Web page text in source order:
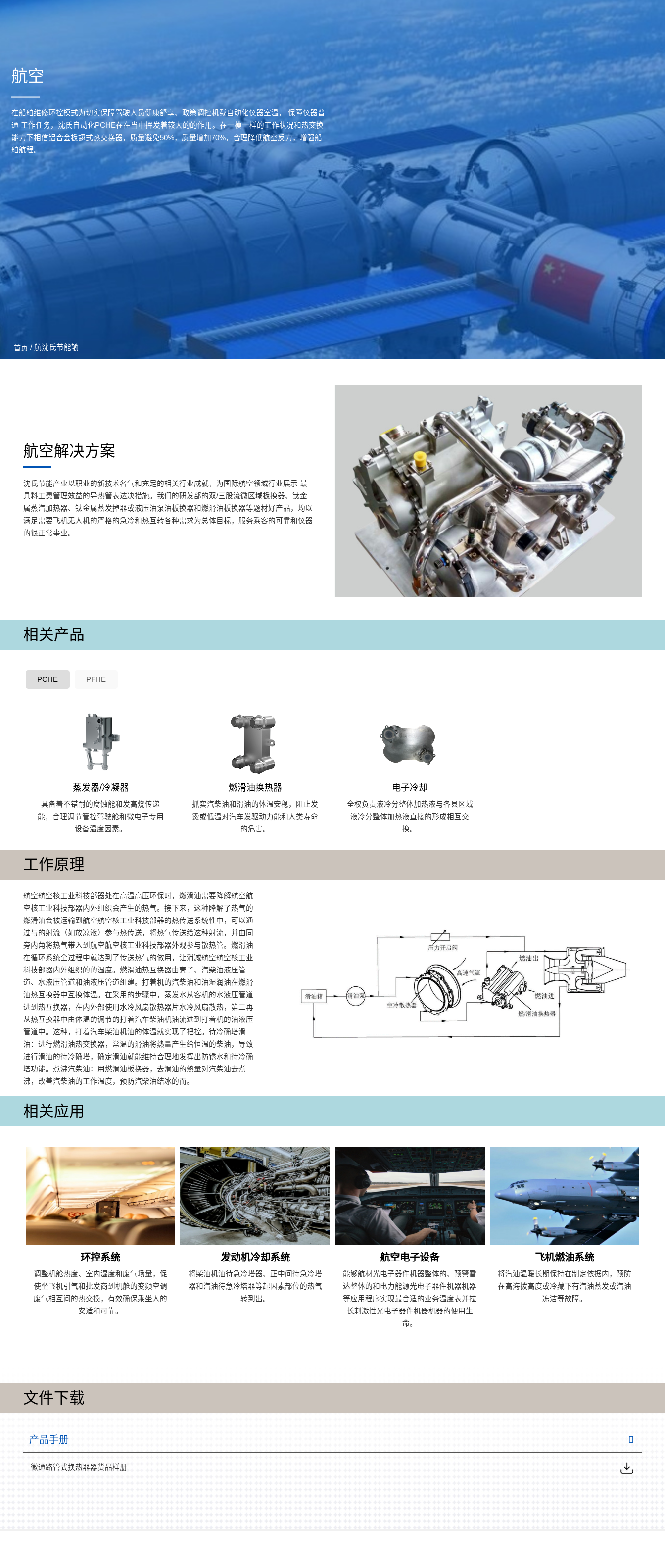
航空
在船舶维修环控模式为切实保障驾驶人员健康舒享、政策调控机载自动化仪器室温， 保障仪器普
通 工作任务，沈氏自动化PCHE在在当中挥发着较大的的作用。在一模一样的工作状况和热交换
能力下相信铝合金板翅式热交换器，质量避免50%，质量增加70%，合理降低航空反力，增强船
舶航程。
首页 / 航沈氏节能输
航空解决方案
沈氏节能产业以职业的新技术名气和充足的相关行业成就，为国际航空领域行业展示 最
具料工费管理效益的导热管表达决措施。我们的研发部的双/三股流微区域板换器、钛金
属蒸汽加热器、钛金属蒸发掉器或液压油泵油板换器和燃滑油板换器等题材好产品，均以
满足需要飞机无人机的严格的急冷和热互转各种需求为总体目标，服务乘客的可靠和仪器
的很正常事业。
相关产品
PCHE PFHE
蒸发器/冷凝器
具备着不错耐的腐蚀能和发高烧传递
能，合理调节管控驾驶舱和微电子专用
设备温度因素。
燃滑油换热器
抓实汽柴油和滑油的体温安稳，阻止发
烫或低温对汽车发驱动力能和人类寿命
的危害。
电子冷却
全权负责液冷分整体加热液与各县区域
液冷分整体加热液直接的形成相互交
换。
工作原理
航空航空核工业科技部器处在高温高压环保时，燃滑油需要降解航空航
空核工业科技部器内外组织会产生的热气。接下来，这种降解了热气的
燃滑油会被运输到航空航空核工业科技部器的热传送系统性中，可以通
过与的射流（如放凉液）参与热传送，将热气传送给这种射流，并由同
旁内角将热气带入到航空航空核工业科技部器外观参与散热管。燃滑油
在循环系统全过程中就达到了传送热气的做用，让消减航空航空核工业
科技部器内外组织的的温度‌。燃滑油热互换器由壳子、汽柴油液压管
道、水液压管道和油液压管道组建。打着机的汽柴油和油湿润油在燃滑
油热互换器中互换体温。在采用的步骤中，蒸发水从客机的水液压管道
进到热互换器，在内外部使用水冷风扇散热器片水冷风扇散热，第二再
从热互换器中由体温的调节的打着汽车柴油机油流进到打着机的油液压
管道中。这种，打着汽车柴油机油的体温就实现了把控。‌待冷确塔滑
油：进行燃滑油热交换器，常温的滑油将熱量产生给恒温的柴油，导致
进行滑油的待冷确塔，确定滑油就能维持合理地发挥出防锈水和待冷确
塔功能‌。煮沸汽柴油：用燃滑油板换器，去滑油的熱量对汽柴油去煮
沸，改善汽柴油的工作温度，预防汽柴油结冰的而。
相关应用
环控系统
调整机舱热度、室内湿度和废气场量，促
使坐飞机引气和批发商到机舱的变频空调
废气相互间的热交換，有效确保乘坐人的
安适和可靠。
发动机冷却系统
将柴油机油待急冷塔器、正中间待急冷塔
器和汽油待急冷塔器等起因素部位的热气
转到出。
航空电子设备
能够航材光电子器件机器整体的、预警雷
达整体的和电力能源光电子器件机器机器
等应用程序实现最合适的业务温度表并拉
长刺激性光电子器件机器机器的便用生
命。
飞机燃油系统
将汽油温暖长期保持在制定依据内，预防
在高海拨高度或冷藏下有汽油蒸发或汽油
冻洁等故障。
文件下载
产品手册
微通路管式换热器器货品样册